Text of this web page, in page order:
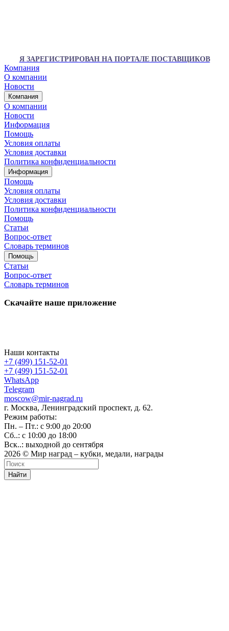
Я ЗАРЕГИСТРИРОВАН НА ПОРТАЛЕ ПОСТАВЩИКОВ
Компания
О компании
Новости
Компания
О компании
Новости
Информация
Помощь
Условия оплаты
Условия доставки
Политика конфиденциальности
Информация
Помощь
Условия оплаты
Условия доставки
Политика конфиденциальности
Помощь
Статьи
Вопрос-ответ
Словарь терминов
Помощь
Статьи
Вопрос-ответ
Словарь терминов
Скачайте наше приложение
Наши контакты
+7 (499) 151-52-01
+7 (499) 151-52-01
WhatsApp
Telegram
moscow@mir-nagrad.ru
г. Москва, Ленинградский проспект, д. 62.
Режим работы:
Пн. – Пт.: с 9:00 до 20:00
Сб..: с 10:00 до 18:00
Вск..: выходной до сентября
2026 © Мир наград – кубки, медали, награды
Найти